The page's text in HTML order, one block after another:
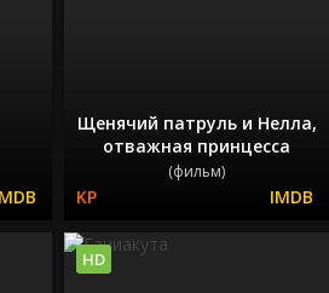
Щенячий патруль и Нелла,
отважная принцесса
(фильм)
HD